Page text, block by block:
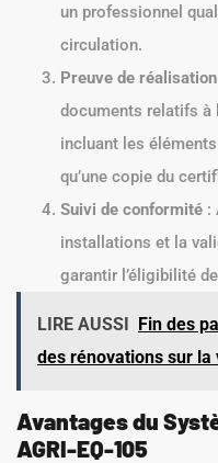
un professionnel
circulation.
Preuve de
documents relatifs à
incluant les
qu’une copie du
Suivi de conformité :
installations et la
garantir l’éligibilité
LIRE AUSSI Fin des
des rénovations sur
Avantages du
AGRI-EQ-105